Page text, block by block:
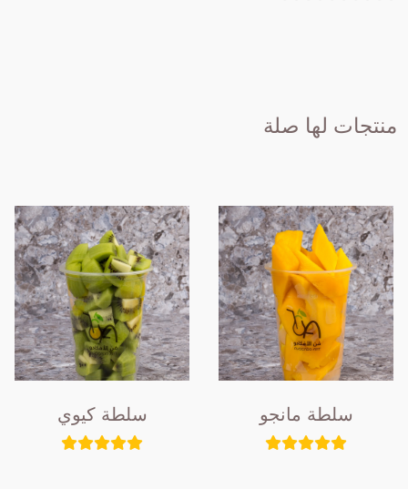
منتجات لها صلة
سلطة كيوي سلطة مانجو